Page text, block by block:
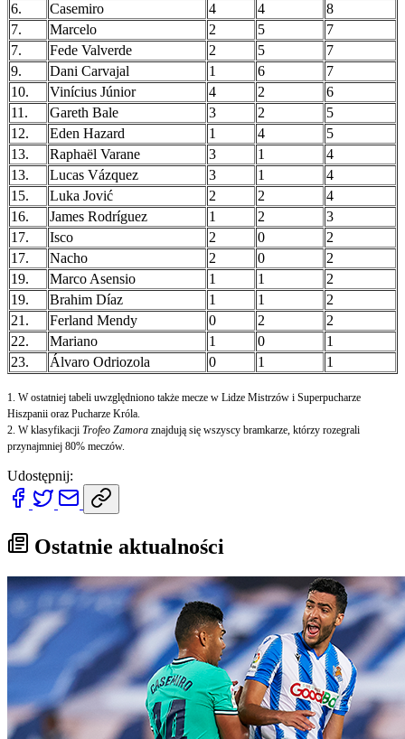
6.
Casemiro 4 4
8
7.
Marcelo 2 5
7
7.
Fede Valverde 2 5
7
9.
Dani Carvajal 1 6
7
10.
Vinícius Júnior 4 2
6
11.
Gareth Bale 3 2
5
12.
Eden Hazard 1 4
5
13.
Raphaël Varane 3 1
4
13.
Lucas Vázquez 3 1
4
15.
Luka Jović 2 2
4
16.
James Rodríguez 1 2
3
17.
Isco 2 0
2
17.
Nacho 2 0
2
19.
Marco Asensio 1 1
2
19.
Brahim Díaz 1 1
2
21.
Ferland Mendy 0 2
2
22.
Mariano 1 0
1
23.
Álvaro Odriozola 0 1 1
1. W ostatniej tabeli uwzględniono także mecze w Lidze Mistrzów i Superpucharze
Hiszpanii oraz Pucharze Króla.
2. W klasyfikacji Trofeo Zamora znajdują się wszyscy bramkarze, którzy rozegrali
przynajmniej 80% meczów.
Udostępnij:
Ostatnie aktualności